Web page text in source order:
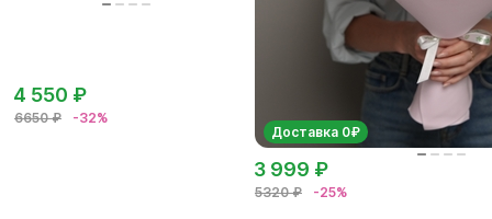
6650 ₽ -32%
4 550 ₽
Доставка 0₽
5320 ₽ -25%
3 999 ₽